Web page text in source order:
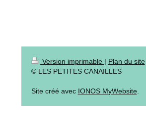
Version imprimable | Plan du site
© LES PETITES CANAILLES
Site créé avec IONOS MyWebsite.